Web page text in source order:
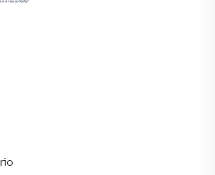
Bonsucesso é cortado pela
Dutra o que lhe garantiu grande
ligação até Cumbica), que assume
viário do distrito é o Trevo do
o escoamento de veículos advindos
municípios da região que desejam
em ambos os sentidos, atualmente em
reconstruido onde o mesmo terá